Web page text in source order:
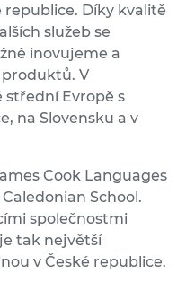
republice. Díky kvalitě
služeb se
inovujeme a
V
střední Evropě s
na Slovensku a v
Cook Languages
School.
společnostmi
tak největší
v České republice.